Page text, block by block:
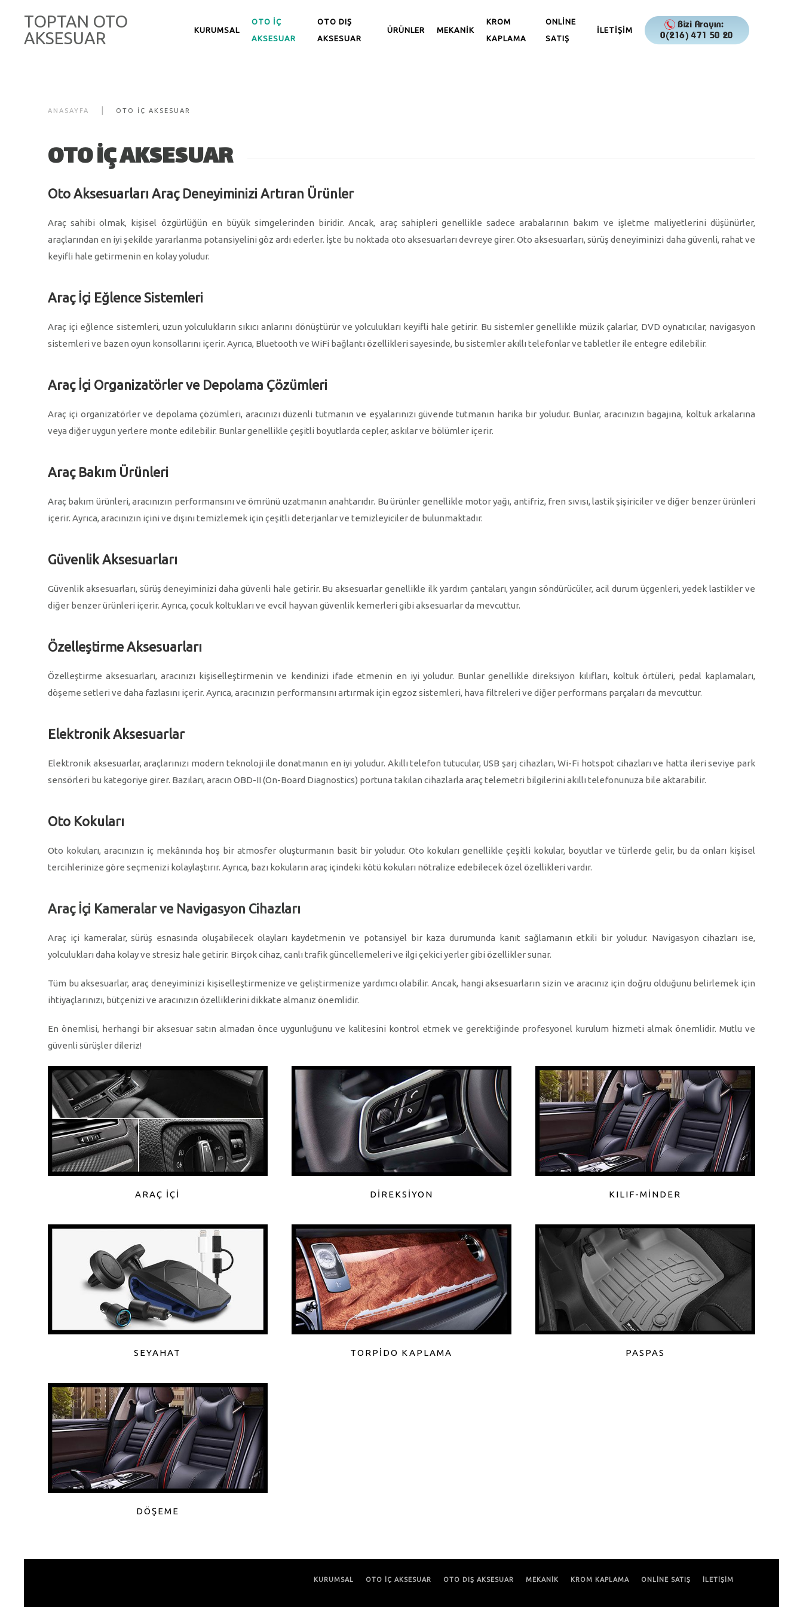
TOPTAN OTO
AKSESUAR
KURUMSAL
OTO İÇ
AKSESUAR
OTO DIŞ
AKSESUAR
ÜRÜNLER MEKANİK
KROM
KAPLAMA
ONLİNE
SATIŞ
İLETİŞİM
ANASAYFA OTO İÇ AKSESUAR
OTO İÇ AKSESUAR
Oto Aksesuarları Araç Deneyiminizi Artıran Ürünler
Araç sahibi olmak, kişisel özgürlüğün en büyük simgelerinden biridir. Ancak, araç sahipleri genellikle sadece arabalarının bakım ve işletme maliyetlerini düşünürler,
araçlarından en iyi şekilde yararlanma potansiyelini göz ardı ederler. İşte bu noktada oto aksesuarları devreye girer. Oto aksesuarları, sürüş deneyiminizi daha güvenli, rahat ve
keyifli hale getirmenin en kolay yoludur.
Araç İçi Eğlence Sistemleri
Araç içi eğlence sistemleri, uzun yolculukların sıkıcı anlarını dönüştürür ve yolculukları keyifli hale getirir. Bu sistemler genellikle müzik çalarlar, DVD oynatıcılar, navigasyon
sistemleri ve bazen oyun konsollarını içerir. Ayrıca, Bluetooth ve WiFi bağlantı özellikleri sayesinde, bu sistemler akıllı telefonlar ve tabletler ile entegre edilebilir.
Araç İçi Organizatörler ve Depolama Çözümleri
Araç içi organizatörler ve depolama çözümleri, aracınızı düzenli tutmanın ve eşyalarınızı güvende tutmanın harika bir yoludur. Bunlar, aracınızın bagajına, koltuk arkalarına
veya diğer uygun yerlere monte edilebilir. Bunlar genellikle çeşitli boyutlarda cepler, askılar ve bölümler içerir.
Araç Bakım Ürünleri
Araç bakım ürünleri, aracınızın performansını ve ömrünü uzatmanın anahtarıdır. Bu ürünler genellikle motor yağı, antifriz, fren sıvısı, lastik şişiriciler ve diğer benzer ürünleri
içerir. Ayrıca, aracınızın içini ve dışını temizlemek için çeşitli deterjanlar ve temizleyiciler de bulunmaktadır.
Güvenlik Aksesuarları
Güvenlik aksesuarları, sürüş deneyiminizi daha güvenli hale getirir. Bu aksesuarlar genellikle ilk yardım çantaları, yangın söndürücüler, acil durum üçgenleri, yedek lastikler ve
diğer benzer ürünleri içerir. Ayrıca, çocuk koltukları ve evcil hayvan güvenlik kemerleri gibi aksesuarlar da mevcuttur.
Özelleştirme Aksesuarları
Özelleştirme aksesuarları, aracınızı kişiselleştirmenin ve kendinizi ifade etmenin en iyi yoludur. Bunlar genellikle direksiyon kılıfları, koltuk örtüleri, pedal kaplamaları,
döşeme setleri ve daha fazlasını içerir. Ayrıca, aracınızın performansını artırmak için egzoz sistemleri, hava filtreleri ve diğer performans parçaları da mevcuttur.
Elektronik Aksesuarlar
Elektronik aksesuarlar, araçlarınızı modern teknoloji ile donatmanın en iyi yoludur. Akıllı telefon tutucular, USB şarj cihazları, Wi-Fi hotspot cihazları ve hatta ileri seviye park
sensörleri bu kategoriye girer. Bazıları, aracın OBD-II (On-Board Diagnostics) portuna takılan cihazlarla araç telemetri bilgilerini akıllı telefonunuza bile aktarabilir.
Oto Kokuları
Oto kokuları, aracınızın iç mekânında hoş bir atmosfer oluşturmanın basit bir yoludur. Oto kokuları genellikle çeşitli kokular, boyutlar ve türlerde gelir, bu da onları kişisel
tercihlerinize göre seçmenizi kolaylaştırır. Ayrıca, bazı kokuların araç içindeki kötü kokuları nötralize edebilecek özel özellikleri vardır.
Araç İçi Kameralar ve Navigasyon Cihazları
Araç içi kameralar, sürüş esnasında oluşabilecek olayları kaydetmenin ve potansiyel bir kaza durumunda kanıt sağlamanın etkili bir yoludur. Navigasyon cihazları ise,
yolculukları daha kolay ve stresiz hale getirir. Birçok cihaz, canlı trafik güncellemeleri ve ilgi çekici yerler gibi özellikler sunar.
Tüm bu aksesuarlar, araç deneyiminizi kişiselleştirmenize ve geliştirmenize yardımcı olabilir. Ancak, hangi aksesuarların sizin ve aracınız için doğru olduğunu belirlemek için
ihtiyaçlarınızı, bütçenizi ve aracınızın özelliklerini dikkate almanız önemlidir.
En önemlisi, herhangi bir aksesuar satın almadan önce uygunluğunu ve kalitesini kontrol etmek ve gerektiğinde profesyonel kurulum hizmeti almak önemlidir. Mutlu ve
güvenli sürüşler dileriz!
ARAÇ İÇİ DİREKSİYON KILIF-MİNDER
SEYAHAT TORPİDO KAPLAMA PASPAS
DÖŞEME
KURUMSAL OTO İÇ AKSESUAR OTO DIŞ AKSESUAR MEKANİK KROM KAPLAMA ONLİNE SATIŞ İLETİŞİM